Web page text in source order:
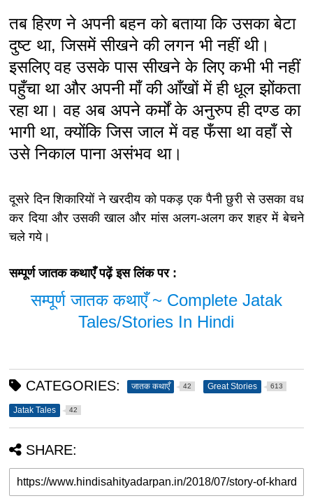
तब हिरण ने अपनी बहन को बताया कि उसका बेटा
दुष्ट था, जिसमें सीखने की लगन भी नहीं थी।
इसलिए वह उसके पास सीखने के लिए कभी भी नहीं
पहुँचा था और अपनी माँ की आँखों में ही धूल झोंकता
रहा था। वह अब अपने कर्मों के अनुरुप ही दण्ड का
भागी था, क्योंकि जिस जाल में वह फँसा था वहाँ से
उसे निकाल पाना असंभव था।
दूसरे दिन शिकारियों ने खरदीय को पकड़ एक पैनी छुरी से उसका वध
कर दिया और उसकी खाल और मांस अलग-अलग कर शहर में बेचने
चले गये।
सम्पूर्ण जातक कथाएँ पढ़ें इस लिंक पर :
सम्पूर्ण जातक कथाएँ ~ Complete Jatak
Tales/Stories In Hindi
CATEGORIES: जातक कथाएँ 42 Great Stories 613
Jatak Tales 42
SHARE: